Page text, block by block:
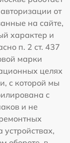
от
на сайте,
характер и
п. 2 ст. 437
марки
целях
с которой мы
с
и не